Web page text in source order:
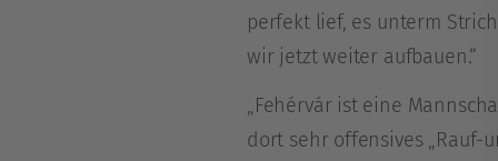
perfekt lief, es unterm
wir jetzt weiter aufbauen.“
„Fehérvár ist eine
dort sehr offensives „Rauf-